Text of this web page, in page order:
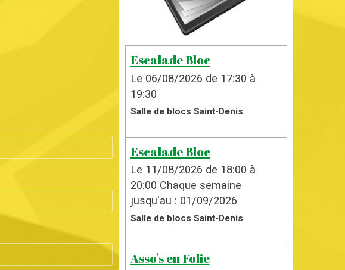
Escalade Bloc
Le 06/08/2026 de 17:30 à
19:30
Salle de blocs Saint-Denis
Escalade Bloc
Le 11/08/2026 de 18:00 à
20:00 Chaque semaine
jusqu'au : 01/09/2026
Salle de blocs Saint-Denis
Asso's en Folie